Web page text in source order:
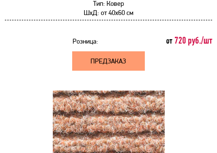
Тип: Ковер
ШхД: от40x60 см
Розница: от 720 руб./шт
ПРЕДЗАКАЗ